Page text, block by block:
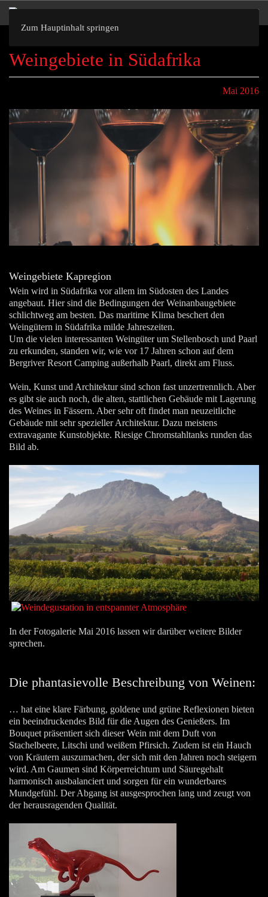
Zum Hauptinhalt springen
Weingebiete in Südafrika
Mai 2016
Weingebiete Kapregion
Wein wird in Südafrika vor allem im Südosten des Landes
angebaut. Hier sind die Bedingungen der Weinanbaugebiete
schlichtweg am besten. Das maritime Klima beschert den
Weingütern in Südafrika milde Jahreszeiten.
Um die vielen interessanten Weingüter um Stellenbosch und Paarl
zu erkunden, standen wir, wie vor 17 Jahren schon auf dem
Bergriver Resort Camping außerhalb Paarl, direkt am Fluss.
Wein, Kunst und Architektur sind schon fast unzertrennlich. Aber
es gibt sie auch noch, die alten, stattlichen Gebäude mit Lagerung
des Weines in Fässern. Aber sehr oft findet man neuzeitliche
Gebäude mit sehr spezieller Architektur. Dazu meistens
extravagante Kunstobjekte. Riesige Chromstahltanks runden das
Bild ab.
In der Fotogalerie Mai 2016 lassen wir darüber weitere Bilder
sprechen.
Die phantasievolle Beschreibung von Weinen:
… hat eine klare Färbung, goldene und grüne Reflexionen bieten
ein beeindruckendes Bild für die Augen des Genießers. Im
Bouquet präsentiert sich dieser Wein mit dem Duft von
Stachelbeere, Litschi und weißem Pfirsich. Zudem ist ein Hauch
von Kräutern auszumachen, der sich mit den Jahren noch steigern
wird. Am Gaumen sind Körperreichtum und Säuregehalt
harmonisch ausbalanciert und sorgen für ein wunderbares
Mundgefühl. Der Abgang ist ausgesprochen lang und zeugt von
der herausragenden Qualität.